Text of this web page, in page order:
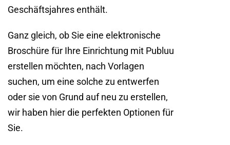
Geschäftsjahres enthält.
Ganz gleich, ob Sie eine elektronische
Broschüre für Ihre Einrichtung mit Publuu
erstellen möchten, nach Vorlagen
suchen, um eine solche zu entwerfen
oder sie von Grund auf neu zu erstellen,
wir haben hier die perfekten Optionen für
Sie.